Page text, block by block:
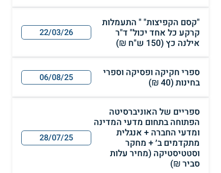
"קסם הקפיצות" " התעמלות
קרקע כל אחד יכול" ד"ר
אילנה כץ (150 ש"ח ₪)
22/03/26
ספרי חקיקה ופסיקה וספרי
בחינות (40 ₪)
06/08/25
ספריים של האוניברסיטה
הפתוחה בתחום מדעי המדינה
ומדעי החברה + אנגלית
מתקדמים ב׳ + מחקר
וסטטיסטיקה (מחיר עלות
סביר ₪)
28/07/25